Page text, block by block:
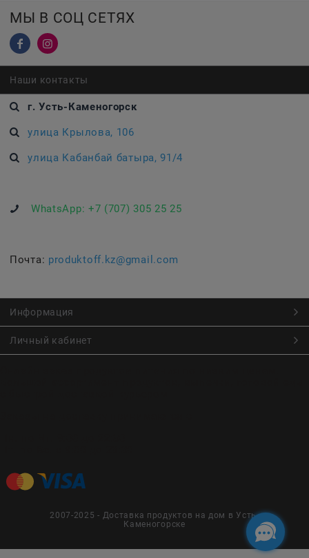
МЫ В СОЦ СЕТЯХ
Наши контакты
г. Усть-Каменогорск
улица Крылова, 106
улица Кабанбай батыра, 91/4
WhatsApp: +7 (707) 305 25 25
Почта: produktoff.kz@gmail.com
Информация
Личный кабинет
2007-2025 - Доставка продуктов на дом в Усть-
Каменогорске